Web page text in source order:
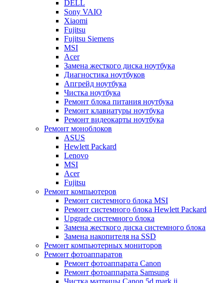
DELL
Sony VAIO
Xiaomi
Fujitsu
Fujitsu Siemens
MSI
Acer
Замена жесткого диска ноутбука
Диагностика ноутбуков
Апгрейд ноутбука
Чистка ноутбука
Ремонт блока питания ноутбука
Ремонт клавиатуры ноутбука
Ремонт видеокарты ноутбука
Ремонт моноблоков
ASUS
Hewlett Packard
Lenovo
MSI
Acer
Fujitsu
Ремонт компьютеров
Ремонт системного блока MSI
Ремонт системного блока Hewlett Packard
Upgrade системного блока
Замена жесткого диска системного блока
Замена накопителя на SSD
Ремонт компьютерных мониторов
Ремонт фотоаппаратов
Ремонт фотоаппарата Canon
Ремонт фотоаппарата Samsung
Чистка матрицы Canon 5d mark ii